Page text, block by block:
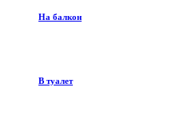
На балкон
В туалет